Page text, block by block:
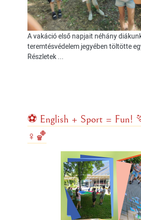
A vakáció első napjait néhány
teremtésvédelem jegyében töltötte
Részletek ...
⚽ English + Sport = Fun!
♀️🏀